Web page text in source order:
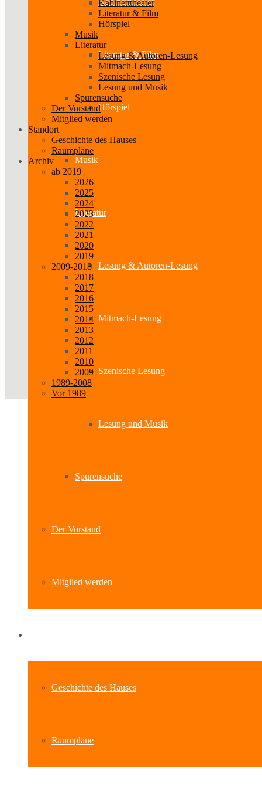
Literatur & Film
Hörspiel
Musik
Literatur
Lesung & Autoren-Lesung
Mitmach-Lesung
Szenische Lesung
Lesung und Musik
Spurensuche
Der Vorstand
Mitglied werden
Geschichte des Hauses
Raumpläne
Kabinetttheater
Literatur & Film
Hörspiel
Musik
Literatur
Lesung & Autoren-Lesung
Mitmach-Lesung
Szenische Lesung
Lesung und Musik
Spurensuche
Der Vorstand
Mitglied werden
Standort
Geschichte des Hauses
Raumpläne
Archiv
ab 2019
2026
2025
2024
2023
2022
2021
2020
2019
2009-2018
2018
2017
2016
2015
2014
2013
2012
2011
2010
2009
1989-2008
Vor 1989